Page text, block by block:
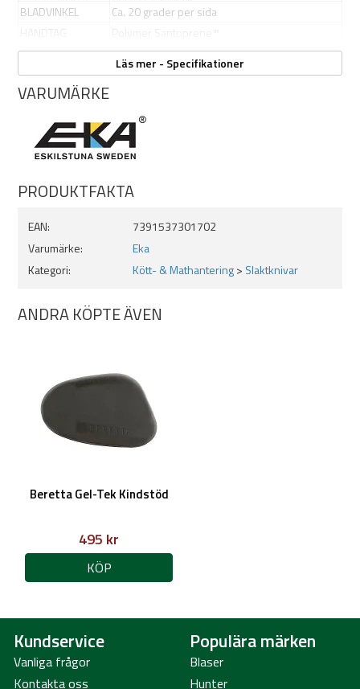
BLADVINKEL
Ca. 20 grader per sida
ÖVRIGT
Passar till EKA Butcher Sheath 8-18 cm
Läs mer - Specifikationer
VARUMÄRKE
PRODUKTFAKTA
EAN:
7391537301702
Varumärke:
Eka
Kategori:
Kött- & Mathantering> Slaktknivar
ANDRA KÖPTE ÄVEN
Beretta Gel-Tek Kindstöd
495 kr
KÖP
Kundservice
Vanliga frågor
Kontakta oss
Populära märken
Blaser
Hunter